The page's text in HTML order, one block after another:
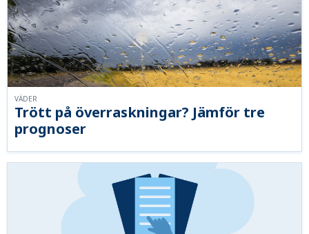
Trött på överraskningar? Jämför tre
prognoser
VÄDER